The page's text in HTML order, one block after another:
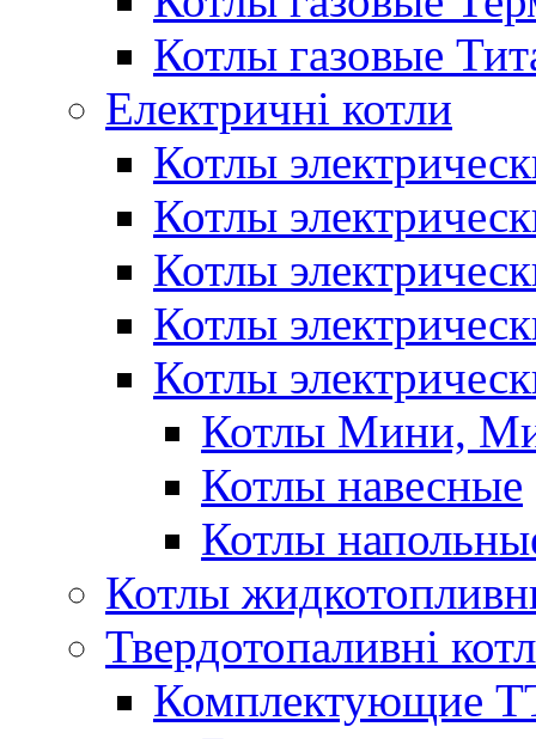
Котлы газовые
Електричні котли
Котлы
Котлы
Котлы
Котлы
Котлы
Котлы Мини,
Котлы навесные
Котлы
Котлы
Твердотопаливні
Комплектующие